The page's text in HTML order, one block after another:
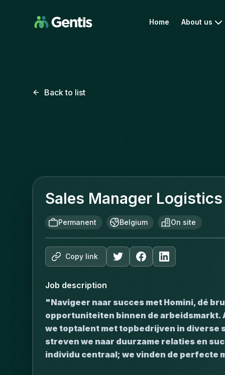
Home About us
Back to list
Sales Manager Logistics
Permanent Belgium On site
Copy link
Job description
"Navigeer naar succes met Homini, dé
opportuniteiten binnen de
we toptalent met topbedrijven in diverse
streven we naar duurzame relaties en
individu centraal; we vinden de perfecte